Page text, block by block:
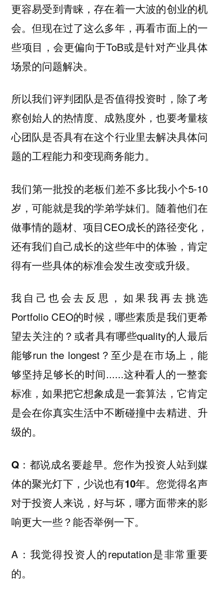
更容易受到青睐，存在着一大波的创业的机
会。但现在过了这么多年，再看市面上的一
些项目，会更偏向于ToB或是针对产业具体
场景的问题解决。
所以我们评判团队是否值得投资时，除了考
察创始人的热情度、成熟度外，也要考量核
心团队是否具有在这个行业里去解决具体问
题的工程能力和变现商务能力。
我们第一批投的老板们差不多比我小个5-10
岁，可能就是我的学弟学妹们。随着他们在
做事情的题材、项目CEO成长的路径变化，
还有我们自己成长的这些年中的体验，肯定
得有一些具体的标准会发生改变或升级。
我自己也会去反思，如果我再去挑选
Portfolio CEO的时候，哪些素质是我们更希
望去关注的？或者具有哪些quality的人最后
能够run the longest？至少是在市场上，能
够坚持足够长的时间......这种看人的一整套
标准，如果把它想象成是一套算法，它肯定
是会在你真实生活中不断碰撞中去精进、升
级的。
Q：都说成名要趁早。您作为投资人站到媒
体的聚光灯下，少说也有10年。您觉得名声
对于投资人来说，好与坏，哪方面带来的影
响更大一些？能否举例一下。
A：我觉得投资人的reputation是非常重要
的。